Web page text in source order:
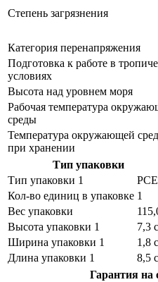
Степень загрязнения
Категория перенапряжения
Подготовка к работе в
условиях
Высота над уровнем моря
Рабочая температура
среды
Температура окружающей
при хранении
Тип упаковки
Тип упаковки 1
PCE
Кол-во единиц в упаковке 1
Вес упаковки
Высота упаковки 1
7,3
Ширина упаковки 1
1,8
Длина упаковки 1
8,5
Гарантия на